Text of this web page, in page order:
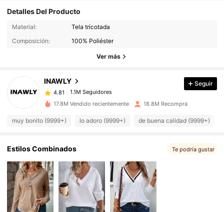
Detalles Del Producto
Material:
Tela tricotada
Composición:
100% Poliéster
Ver más
INAWLY
1.1M Seguidores
4.81
1.1M Seguidores
k***k
pagóHace 5 horas
4.81
4.81 1.1M Seguidores
1.1M Seguidores
1.1M Seguidores
Seguir
17.8M Vendido recientemente 18.8M Recompra
muy bonito (9999+) lo adoro (9999+) de buena calidad (9999+)
Estilos Combinados Te podría gustar